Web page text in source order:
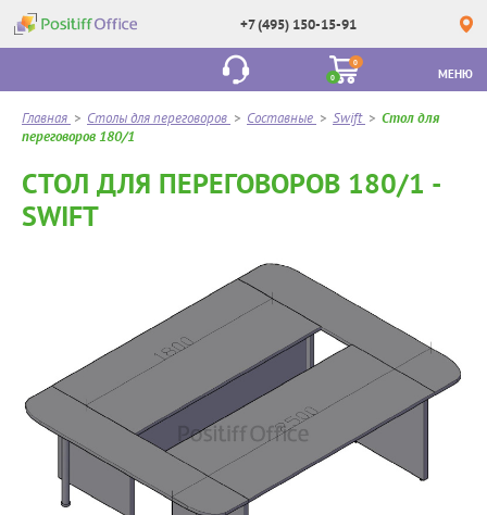
+7 (495) 150-15-91
0
0
МЕНЮ
Главная > Столы для переговоров > Составные > Swift > Стол для
переговоров 180/1
СТОЛ ДЛЯ ПЕРЕГОВОРОВ 180/1 -
SWIFT